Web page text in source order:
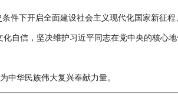
件下开启全面建设社会主义现代化国家新征
自信，坚决维护习近平同志在党中央的核心
中华民族伟大复兴奉献力量。